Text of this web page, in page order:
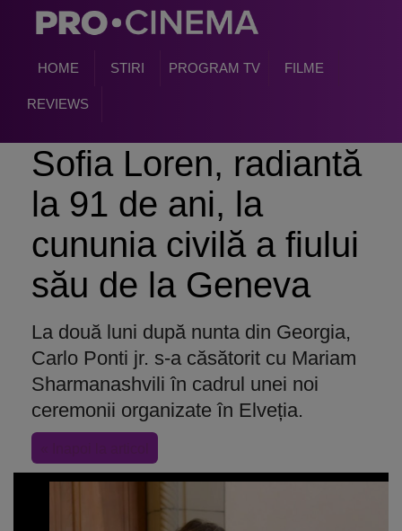
HOME STIRI PROGRAM TV FILME
REVIEWS
Sofia Loren, radiantă
la 91 de ani, la
cununia civilă a fiului
său de la Geneva
La două luni după nunta din Georgia,
Carlo Ponti jr. s-a căsătorit cu Mariam
Sharmanashvili în cadrul unei noi
ceremonii organizate în Elveția.